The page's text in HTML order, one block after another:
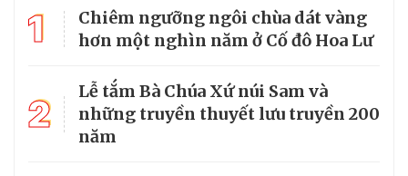
1
Chiêm ngưỡng ngôi chùa dát vàng
hơn một nghìn năm ở Cố đô Hoa Lư
2
Lễ tắm Bà Chúa Xứ núi Sam và
những truyền thuyết lưu truyền 200
năm